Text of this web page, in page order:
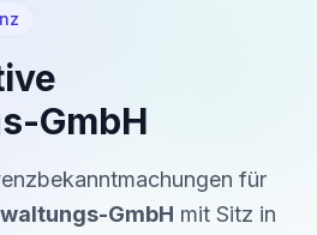
GmbH
für
GmbH mit Sitz in